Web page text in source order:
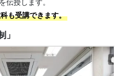
伝授します。
も受講できます。
」